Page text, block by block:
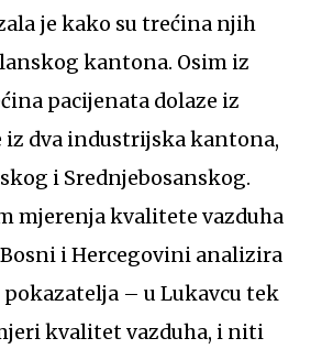
je kako su trećina njih
kantona. Osim iz
pacijenata dolaze iz
iz dva industrijska kantona,
i Srednjebosanskog.
mjerenja kvalitete vazduha
i Hercegovini analizira
– u Lukavcu tek
kvalitet vazduha, i niti